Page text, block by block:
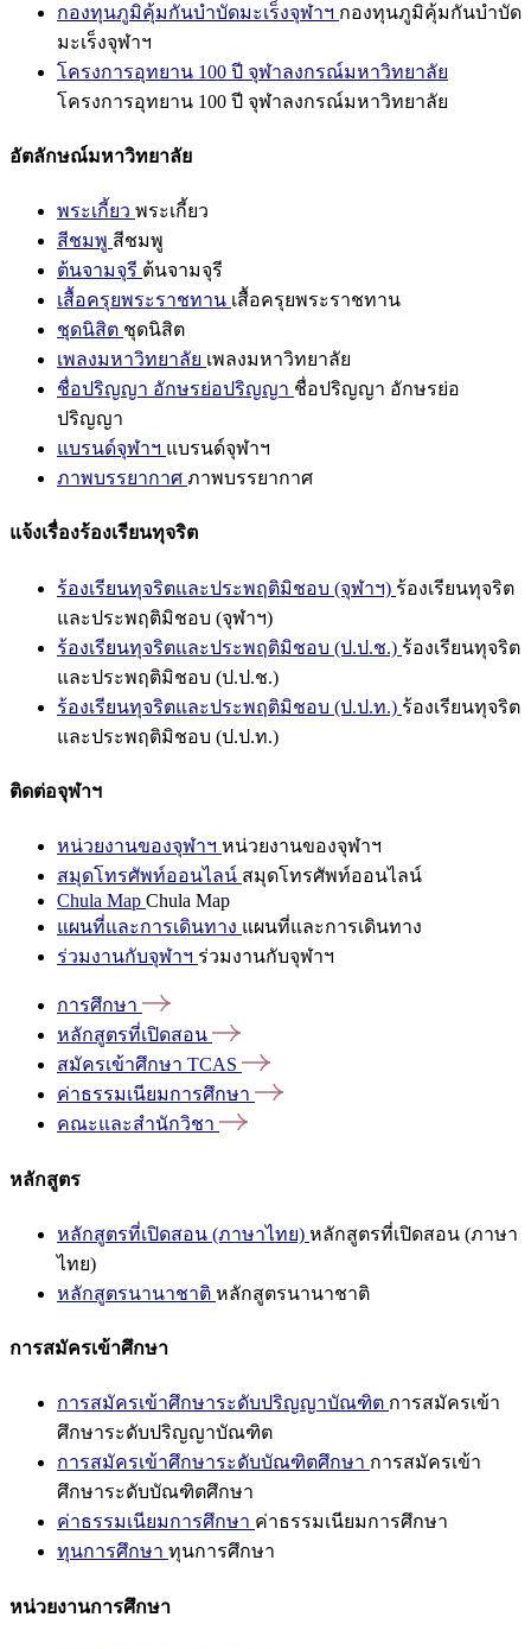
กองทุนภูมิคุ้มกันบำบัดมะเร็งจุฬาฯ กองทุนภูมิคุ้มกันบำบัด
มะเร็งจุฬาฯ
โครงการอุทยาน 100 ปี จุฬาลงกรณ์มหาวิทยาลัย
โครงการอุทยาน 100 ปี จุฬาลงกรณ์มหาวิทยาลัย
อัตลักษณ์มหาวิทยาลัย
พระเกี้ยว พระเกี้ยว
สีชมพู สีชมพู
ต้นจามจุรี ต้นจามจุรี
เสื้อครุยพระราชทาน เสื้อครุยพระราชทาน
ชุดนิสิต ชุดนิสิต
เพลงมหาวิทยาลัย เพลงมหาวิทยาลัย
ชื่อปริญญา อักษรย่อปริญญา ชื่อปริญญา อักษรย่อ
ปริญญา
แบรนด์จุฬาฯ แบรนด์จุฬาฯ
ภาพบรรยากาศ ภาพบรรยากาศ
แจ้งเรื่องร้องเรียนทุจริต
ร้องเรียนทุจริตและประพฤติมิชอบ (จุฬาฯ) ร้องเรียนทุจริต
และประพฤติมิชอบ (จุฬาฯ)
ร้องเรียนทุจริตและประพฤติมิชอบ (ป.ป.ช.) ร้องเรียนทุจริต
และประพฤติมิชอบ (ป.ป.ช.)
ร้องเรียนทุจริตและประพฤติมิชอบ (ป.ป.ท.) ร้องเรียนทุจริต
และประพฤติมิชอบ (ป.ป.ท.)
ติดต่อจุฬาฯ
หน่วยงานของจุฬาฯ หน่วยงานของจุฬาฯ
สมุดโทรศัพท์ออนไลน์ สมุดโทรศัพท์ออนไลน์
Chula Map Chula Map
แผนที่และการเดินทาง แผนที่และการเดินทาง
ร่วมงานกับจุฬาฯ ร่วมงานกับจุฬาฯ
การศึกษา
หลักสูตรที่เปิดสอน
สมัครเข้าศึกษา TCAS
ค่าธรรมเนียมการศึกษา
คณะและสำนักวิชา
หลักสูตร
หลักสูตรที่เปิดสอน (ภาษาไทย) หลักสูตรที่เปิดสอน (ภาษา
ไทย)
หลักสูตรนานาชาติ หลักสูตรนานาชาติ
การสมัครเข้าศึกษา
การสมัครเข้าศึกษาระดับปริญญาบัณฑิต การสมัครเข้า
ศึกษาระดับปริญญาบัณฑิต
การสมัครเข้าศึกษาระดับบัณฑิตศึกษา การสมัครเข้า
ศึกษาระดับบัณฑิตศึกษา
ค่าธรรมเนียมการศึกษา ค่าธรรมเนียมการศึกษา
ทุนการศึกษา ทุนการศึกษา
หน่วยงานการศึกษา